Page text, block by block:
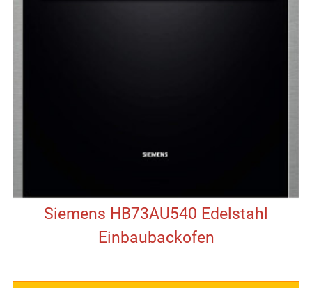
Siemens HB73AU540 Edelstahl
Einbaubackofen